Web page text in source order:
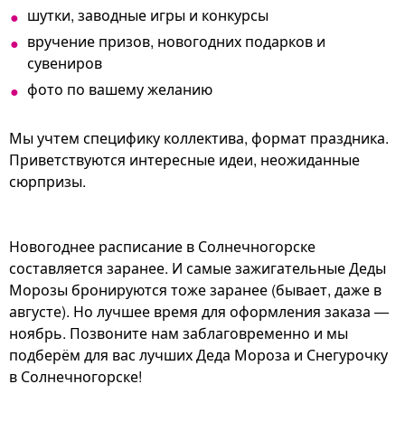
шутки, заводные игры и конкурсы
вручение призов, новогодних подарков и
сувениров
фото по вашему желанию
Мы учтем специфику коллектива, формат праздника.
Приветствуются интересные идеи, неожиданные
сюрпризы.
Новогоднее расписание в Солнечногорске
составляется заранее. И самые зажигательные Деды
Морозы бронируются тоже заранее (бывает, даже в
августе). Но лучшее время для оформления заказа —
ноябрь. Позвоните нам заблаговременно и мы
подберём для вас лучших Деда Мороза и Снегурочку
в Солнечногорске!